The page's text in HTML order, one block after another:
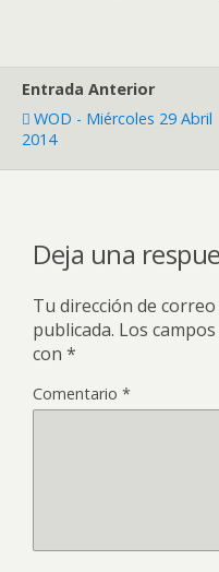
Entrada Anterior
WOD - Miércoles 29 Abril
2014
Deja una
Tu dirección de
publicada. Los
con *
Comentario *